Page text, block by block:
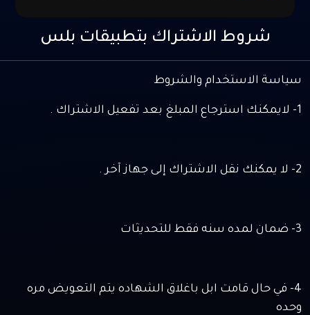
شروط الاشتراك بتطبيقات بلس
سياسة الاستخدام والشروط
1- لايمكنك استرجاع المبلغ بعد تفعيل الاشتراك .
2- لا يمكنك نقل الاشتراك إلى جهاز آخر .
3- ضمان لمده سنه فقط للتحديثات
4- في حال قامت ابل باغلاق الشهاده يتم التعويض مره
وحده